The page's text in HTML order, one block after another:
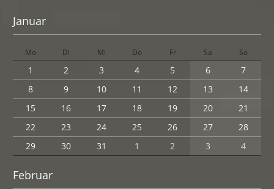
Januar
Mo Di Mi Do Fr Sa So
1 2 3 4 5 6
7
8
9 10 11 12 13
14
15
16 17 18 19 20
21
22
23 24 25 26 27
28
29
30 31 1 2 3 4
Februar